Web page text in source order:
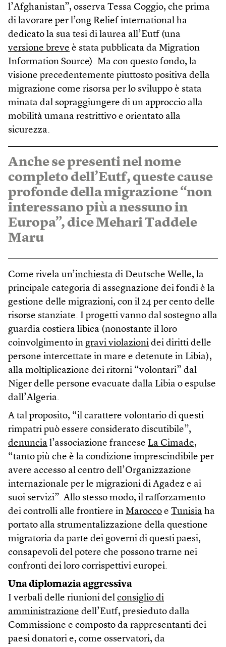
l’Afghanistan”, osserva Tessa Coggio, che prima
di lavorare per l’ong Relief international ha
dedicato la sua tesi di laurea all’Eutf (una
versione breve è stata pubblicata da Migration
Information Source). Ma con questo fondo, la
visione precedentemente piuttosto positiva della
migrazione come risorsa per lo sviluppo è stata
minata dal sopraggiungere di un approccio alla
mobilità umana restrittivo e orientato alla
sicurezza.
Anche se presenti nel nome
completo dell’Eutf, queste cause
profonde della migrazione “non
interessano più a nessuno in
Europa”, dice Mehari Taddele
Maru
Come rivela un’inchiesta di Deutsche Welle, la
principale categoria di assegnazione dei fondi è la
gestione delle migrazioni, con il 24 per cento delle
risorse stanziate. I progetti vanno dal sostegno alla
guardia costiera libica (nonostante il loro
coinvolgimento in gravi violazioni dei diritti delle
persone intercettate in mare e detenute in Libia),
alla moltiplicazione dei ritorni “volontari” dal
Niger delle persone evacuate dalla Libia o espulse
dall’Algeria.
A tal proposito, “il carattere volontario di questi
rimpatri può essere considerato discutibile”,
denuncia l’associazione francese La Cimade,
“tanto più che è la condizione imprescindibile per
avere accesso al centro dell’Organizzazione
internazionale per le migrazioni di Agadez e ai
suoi servizi”. Allo stesso modo, il rafforzamento
dei controlli alle frontiere in Marocco e Tunisia ha
portato alla strumentalizzazione della questione
migratoria da parte dei governi di questi paesi,
consapevoli del potere che possono trarne nei
confronti dei loro corrispettivi europei.
Una diplomazia aggressiva
I verbali delle riunioni del consiglio di
amministrazione dell’Eutf, presieduto dalla
Commissione e composto da rappresentanti dei
paesi donatori e, come osservatori, da